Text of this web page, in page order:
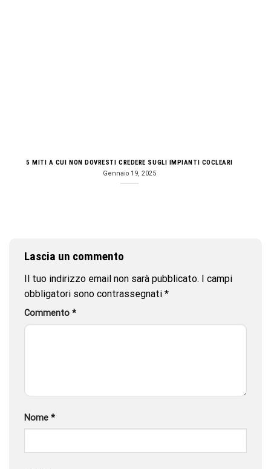
5 MITI A CUI NON DOVRESTI CREDERE SUGLI IMPIANTI COCLEARI
Gennaio 19, 2025
Lascia un commento
Il tuo indirizzo email non sarà pubblicato.
I campi
obbligatori sono contrassegnati *
Commento *
Nome *